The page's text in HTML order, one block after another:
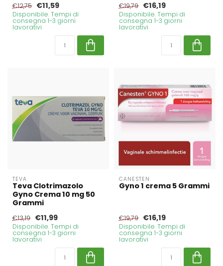
€12,75 €11,59
Disponibile. Tempi di
consegna 1-3 giorni
lavorativi
€19,79 €16,19
Disponibile. Tempi di
consegna 1-3 giorni
lavorativi
TEVA
Teva Clotrimazolo
Gyno Crema 10 mg 50
Grammi
€13,19 €11,99
Disponibile. Tempi di
consegna 1-3 giorni
lavorativi
CANESTEN
Gyno 1 crema 5 Grammi
€19,79 €16,19
Disponibile. Tempi di
consegna 1-3 giorni
lavorativi